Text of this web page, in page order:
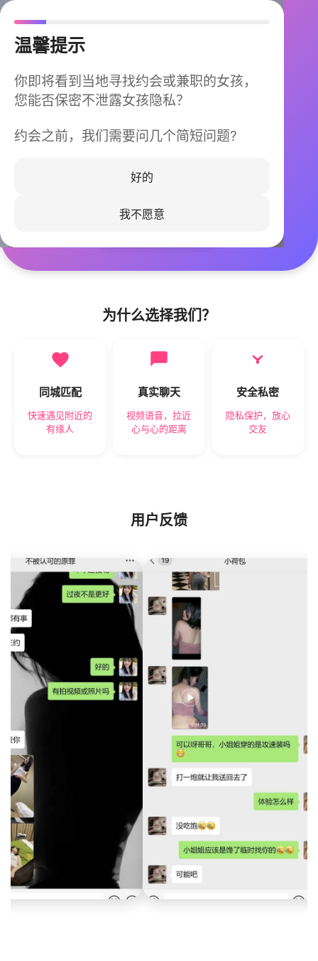
温馨提示
你即将看到当地寻找约会或兼职的女孩，
您能否保密不泄露女孩隐私？
约会之前，我们需要问几个简短问题?
好的
我不愿意
今晚不再孤单
同城快速匹配，马上认识身边的TA
立即下载
为什么选择我们？
同城匹配
快速遇见附近的
有缘人
真实聊天
视频语音，拉近
心与心的距离
安全私密
隐私保护，放心
交友
用户反馈